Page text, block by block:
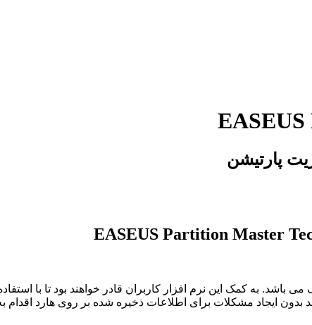
به کمک این نرم افزار کاربران قادر خواهند بود تا با
ایجاد مشکلات برای اطلاعات ذخیره شده بر روی هارد اقدام به